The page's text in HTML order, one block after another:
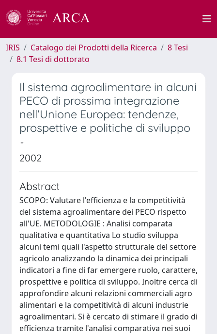
IRIS Catalogo dei Prodotti della Ricerca
8 Tesi
8.1 Tesi di dottorato
Il sistema agroalimentare in alcuni
PECO di prossima integrazione
nell'Unione Europea: tendenze,
prospettive e politiche di sviluppo
-
2002
Abstract
SCOPO: Valutare l'efficienza e la competitività
del sistema agroalimentare dei PECO rispetto
all'UE. METODOLOGIE : Analisi comparata
qualitativa e quantitativa Lo studio sviluppa
alcuni temi quali l'aspetto strutturale del settore
agricolo analizzando la dinamica dei principali
indicatori a fine di far emergere ruolo, carattere,
prospettive e politica di sviluppo. Inoltre cerca di
approfondire alcuni relazioni commerciali agro
alimentari e la competitività di alcuni industrie
agroalimentari. Si è cercato di stimare il grado di
efficienza tramite l'analisi comparativa nei suoi